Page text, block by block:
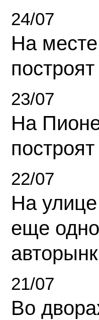
24/07
На
23/07
На
22/07
На
еще
21/07
Во